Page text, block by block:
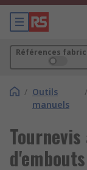
Références
/ Outils
manuels
/